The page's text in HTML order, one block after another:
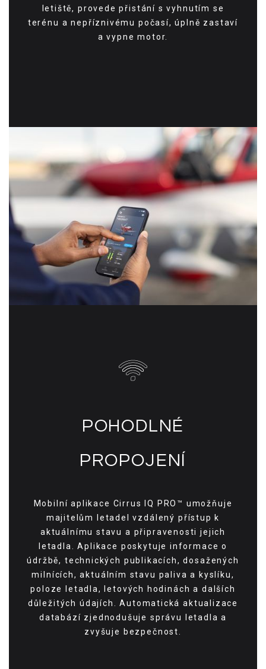
letiště, provede přistání s vyhnutím se
terénu a nepříznivému počasí, úplně zastaví
a vypne motor.
POHODLNÉ
PROPOJENÍ
Mobilní aplikace Cirrus IQ PRO™ umožňuje
majitelům letadel vzdálený přístup k
aktuálnímu stavu a připravenosti jejich
letadla. Aplikace poskytuje informace o
údržbě, technických publikacích, dosažených
milnících, aktuálním stavu paliva a kyslíku,
poloze letadla, letových hodinách a dalších
důležitých údajích. Automatická aktualizace
databází zjednodušuje správu letadla a
zvyšuje bezpečnost.